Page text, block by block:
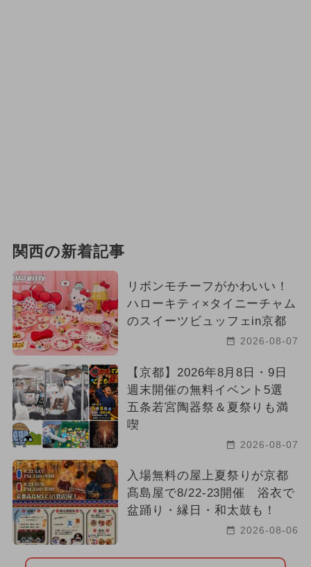
関西の新着記事
リボンモチーフがかわいい！
ハローキティ×タイニーチャム
のスイーツビュッフェin京都
2026-08-07
【京都】2026年8月8日・9日
週末開催の無料イベント5選
五条若宮陶器祭＆夏祭りも満
喫
2026-08-07
入場無料の屋上夏祭りが京都
髙島屋で8/22-23開催 浴衣で
盆踊り・縁日・和太鼓も！
2026-08-06